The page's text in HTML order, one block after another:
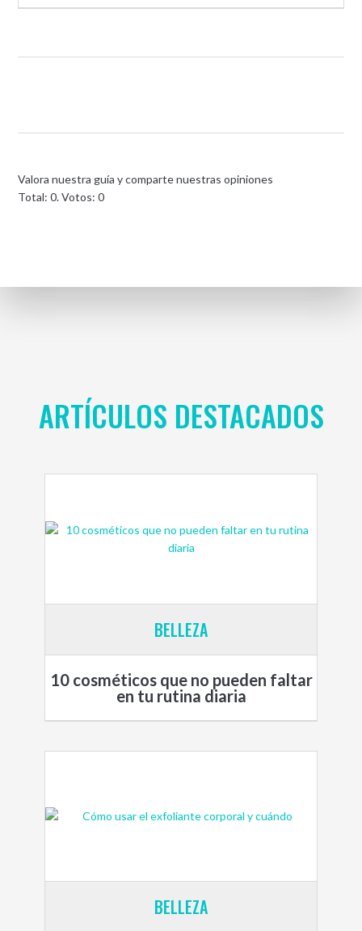
Valora nuestra guía y comparte nuestras opiniones
Total:0. Votos:0
ARTÍCULOS DESTACADOS
BELLEZA
10 cosméticos que no pueden faltar
en tu rutina diaria
BELLEZA